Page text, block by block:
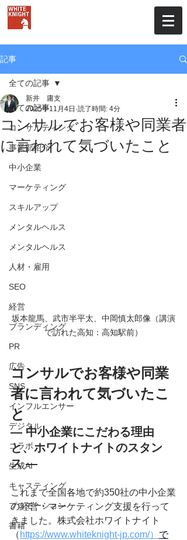
記事
全ての記事
コンサルティング
事業部紹介
中小企業
マーケティング
スキルアップ
メンタルヘルス
メンタルヘルス
人材・雇用
SEO
経営
ブランディング
PR
広告
SNS
インフルエンサー
デジタル
コラボ
生成AI
キャスティング
プロモーション
書籍
全ての記事
コンサルでお客様や同業者
に言われて気づいたこと
新井 庸支
2025年11月4日 読了時間: 4分
坂本龍馬、武市半平太、中岡慎太郎像（講演
で訪れた高知：高知駅前）
コンサルでお客様や同業
者に言われて気づいたこ
と
― 中小企業にこだわる理由
と、ホワイトナイトのスタン
ス ―
これまで全国各地で約350社の中小企業
の経営・マーケティング支援を行って
きました。株式会社ホワイトナイト
（ https://www.whiteknight-jp.com/） で